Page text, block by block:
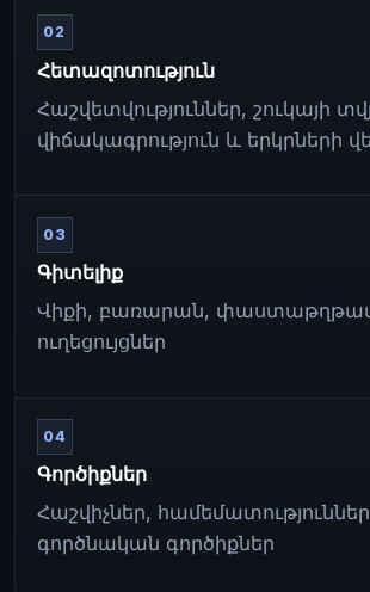
02
Հետազոտություն
Հաշվետվություններ, շուկայի
վիճակագրություն և երկրների
03
Գիտելիք
Վիքի, բառարան,
ուղեցույցներ
04
Գործիքներ
Հաշվիչներ,
գործնական գործիքներ